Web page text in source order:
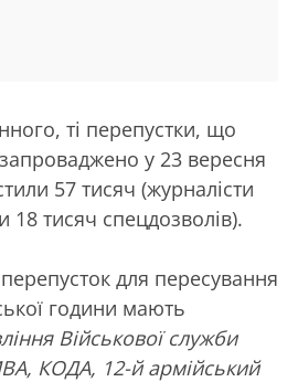
ті перепустки, що
у 23 вересня
57 тисяч (журналісти
18 тисяч спецдозволів).
для пересування
години мають
Військової служби
КОДА, 12-й армійський